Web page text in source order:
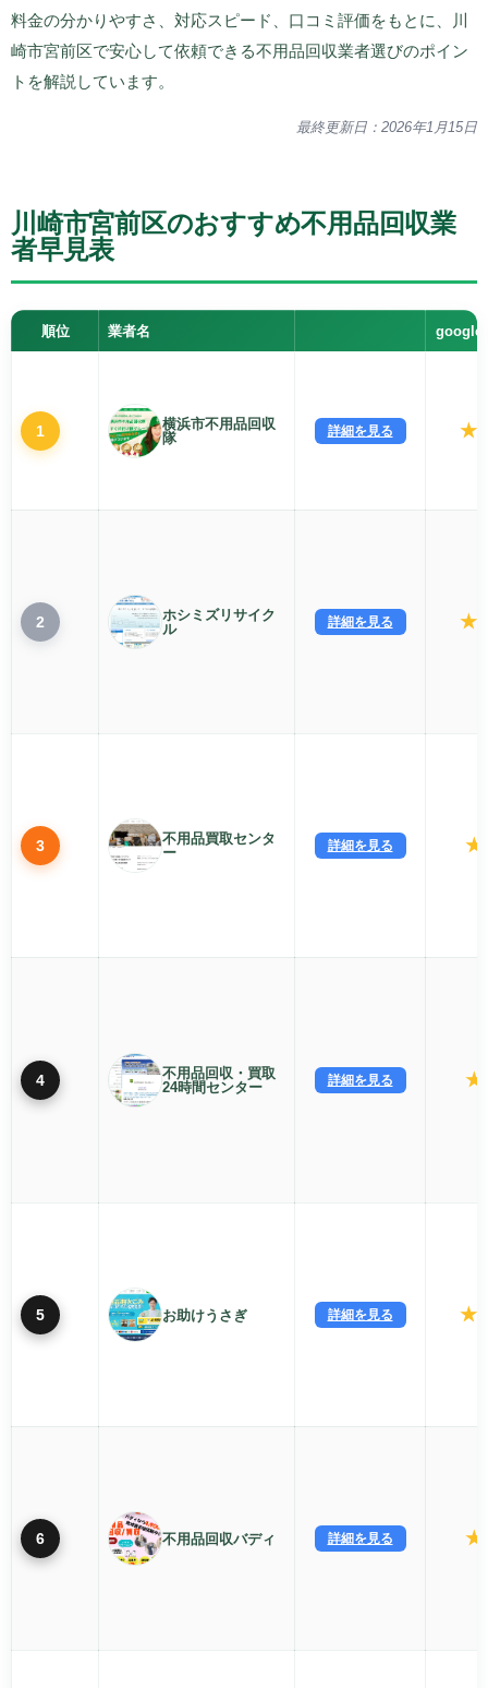
料金の分かりやすさ、対応スピード、口コミ評価をもとに、川
崎市宮前区で安心して依頼できる不用品回収業者選びのポイン
トを解説しています。
最終更新日：2026年1月15日
川崎市宮前区のおすすめ不用品回収業
者早見表
順位 業者名 google
1
横浜市不用品回収
隊
詳細を見る ★
2
ホシミズリサイク
ル
詳細を見る ★
3
不用品買取センタ
ー
詳細を見る ★
4
不用品回収・買取
24時間センター
詳細を見る ★
5 お助けうさぎ 詳細を見る ★
6 不用品回収バディ 詳細を見る ★